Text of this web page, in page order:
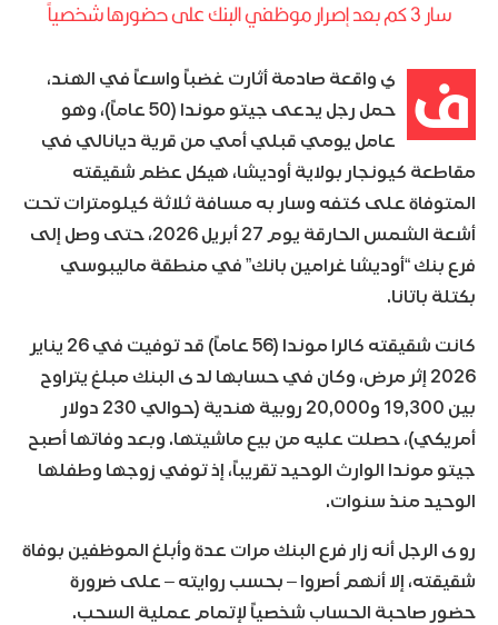
سار 3 كم بعد إصرار موظفي البنك على حضورها شخصياً
ف
ي واقعة صادمة أثارت غضباً واسعاً في الهند،
حمل رجل يدعى جيتو موندا (50 عاماً)، وهو
عامل يومي قبلي أمي من قرية ديانالي في
مقاطعة كيونجار بولاية أوديشا، هيكل عظم شقيقته
المتوفاة على كتفه وسار به مسافة ثلاثة كيلومترات تحت
أشعة الشمس الحارقة يوم 27 أبريل 2026، حتى وصل إلى
فرع بنك “أوديشا غرامين بانك” في منطقة ماليبوسي
بكتلة باتانا.
كانت شقيقته كالرا موندا (56 عاماً) قد توفيت في 26 يناير
2026 إثر مرض، وكان في حسابها لدى البنك مبلغ يتراوح
بين 19,300 و20,000 روبية هندية (حوالي 230 دولار
أمريكي)، حصلت عليه من بيع ماشيتها. وبعد وفاتها أصبح
جيتو موندا الوارث الوحيد تقريباً، إذ توفي زوجها وطفلها
الوحيد منذ سنوات.
روى الرجل أنه زار فرع البنك مرات عدة وأبلغ الموظفين بوفاة
شقيقته، إلا أنهم أصروا – بحسب روايته – على ضرورة
حضور صاحبة الحساب شخصياً لإتمام عملية السحب.